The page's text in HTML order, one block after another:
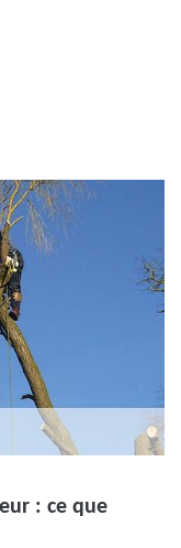
: ce que